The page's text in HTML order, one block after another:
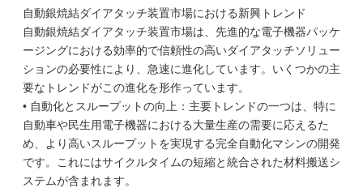
自動銀焼結ダイアタッチ装置市場における新興トレンド
自動銀焼結ダイアタッチ装置市場は、先進的な電子機器パッケ
ージングにおける効率的で信頼性の高いダイアタッチソリュー
ションの必要性により、急速に進化しています。いくつかの主
要なトレンドがこの進化を形作っています。
• 自動化とスループットの向上：主要トレンドの一つは、特に
自動車や民生用電子機器における大量生産の需要に応えるた
め、より高いスループットを実現する完全自動化マシンの開発
です。これにはサイクルタイムの短縮と統合された材料搬送シ
ステムが含まれます。